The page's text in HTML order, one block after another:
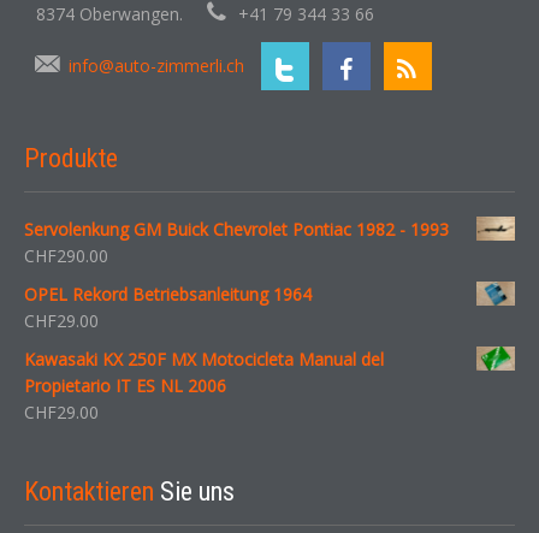
8374 Oberwangen.
+41 79 344 33 66
info@auto-zimmerli.ch
Produkte
Servolenkung GM Buick Chevrolet Pontiac 1982 - 1993
CHF290.00
OPEL Rekord Betriebsanleitung 1964
CHF29.00
Kawasaki KX 250F MX Motocicleta Manual del
Propietario IT ES NL 2006
CHF29.00
Kontaktieren Sie uns